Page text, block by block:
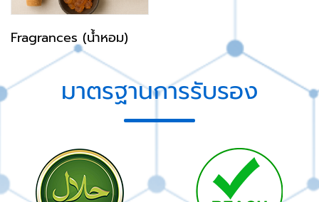
Fragrances (น้ำหอม)
มาตรฐานการรับรอง